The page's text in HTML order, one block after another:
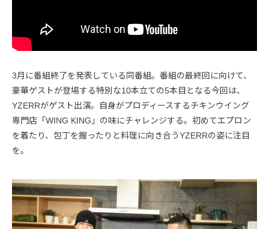
3月に番組終了を発表している同番組。番組の最終回に向けて、
豪華ゲストが登場する特別な10本立ての5本目となる今回は、
YZERRがゲスト出演。自身がプロディースするチキンウイング
専門店「WING KING」の味にチャレンジする。初めてエプロン
を着たり、包丁を握ったりと料理に向き合うYZERRの姿に注目
を。